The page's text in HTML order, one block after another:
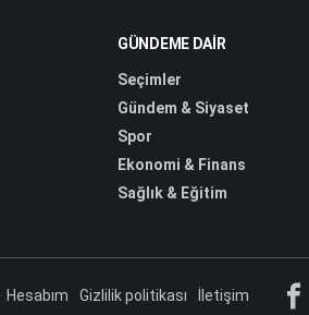
GÜNDEME DAIR
Seçimler
Gündem & Siyaset
Spor
Ekonomi & Finans
Sağlık & Eğitim
Hesabım Gizlilik politikası İletişim